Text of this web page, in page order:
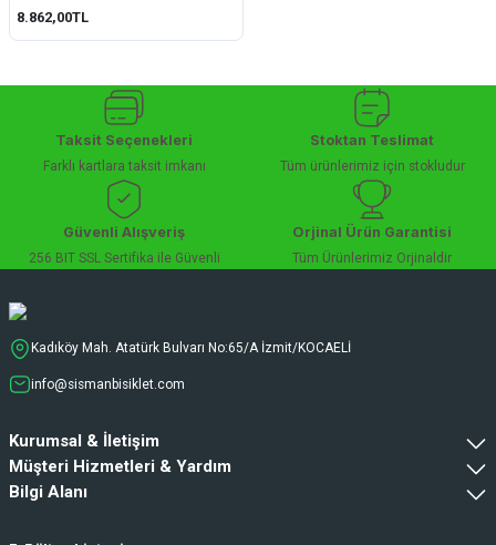
8.862,00TL
Taksit Seçenekleri
Farklı kartlara taksit imkanı
Stoktan Teslimat
Tüm ürünlerimiz için stokludur
Güvenli Alışveriş
256 BIT SSL Sertifika ile Güvenli
Orjinal Ürün Garantisi
Tüm Ürünlerimiz Orjinaldir
Kadıköy Mah. Atatürk Bulvarı No:65/A İzmit/KOCAELİ
info@sismanbisiklet.com
Kurumsal & İletişim
Müşteri Hizmetleri & Yardım
Bilgi Alanı